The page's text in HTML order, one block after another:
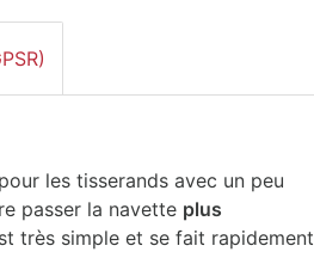
les tisserands avec un peu
passer la navette plus
très simple et se fait rapidement